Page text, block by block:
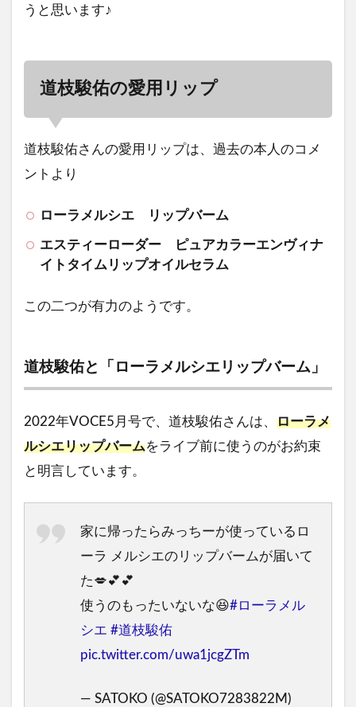
うと思います♪
道枝駿佑の愛用リップ
道枝駿佑さんの愛用リップは、過去の本人のコメ
ントより
ローラメルシエ リップバーム
エスティーローダー ピュアカラーエンヴィナ
イトタイムリップオイルセラム
この二つが有力のようです。
道枝駿佑と「ローラメルシエリップバーム」
2022年VOCE5月号で、道枝駿佑さんは、 ローラメ
ルシエリップバームをライブ前に使うのがお約束
と明言しています。
家に帰ったらみっちーが使っているロ
ーラ メルシエのリップバームが届いて
た💋💕💕
使うのもったいないな😆#ローラメル
シエ #道枝駿佑
pic.twitter.com/uwa1jcgZTm
— SATOKO (@SATOKO7283822M)